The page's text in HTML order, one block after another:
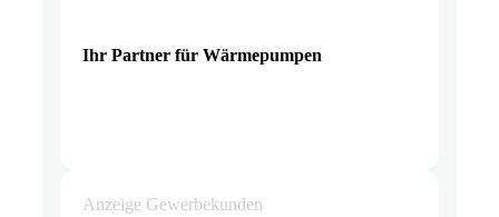
Ihr Partner für Wärmepumpen
Anzeige Gewerbekunden